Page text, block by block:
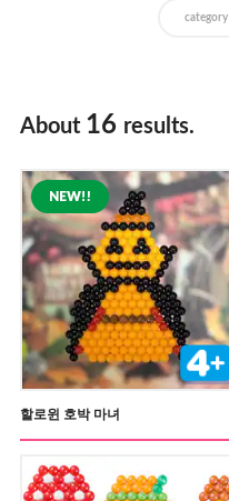
category
About 16 results.
할로윈 호박 마녀